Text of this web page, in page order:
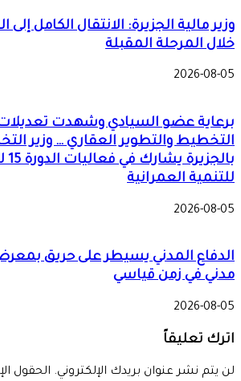
وزير مالية الجزيرة: الانتقال الكامل إلى
خلال المرحلة المقبلة
2026-08-05
برعاية عضو السيادي وشهدت
التخطيط والتطوير العقاري … وزير
للتنمية العمرانية
2026-08-05
الدفاع المدني يسيطر على حريق
مدني في زمن قياسي
2026-08-05
اترك تعليقاً
لن يتم نشر عنوان بريدك الإلكتروني. الحقول